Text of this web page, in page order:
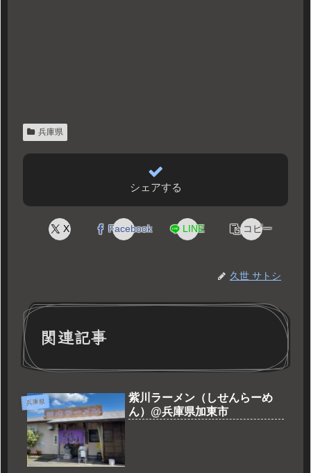
兵庫県
シェアする
X Facebook LINE コピー
久世 サトシ
関連記事
兵庫県
紫川ラーメン（しせんらーめ
ん）@兵庫県加東市